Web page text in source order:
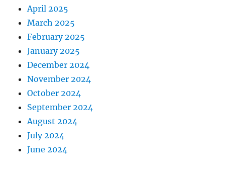
April 2025
March 2025
February 2025
January 2025
December 2024
November 2024
October 2024
September 2024
August 2024
July 2024
June 2024